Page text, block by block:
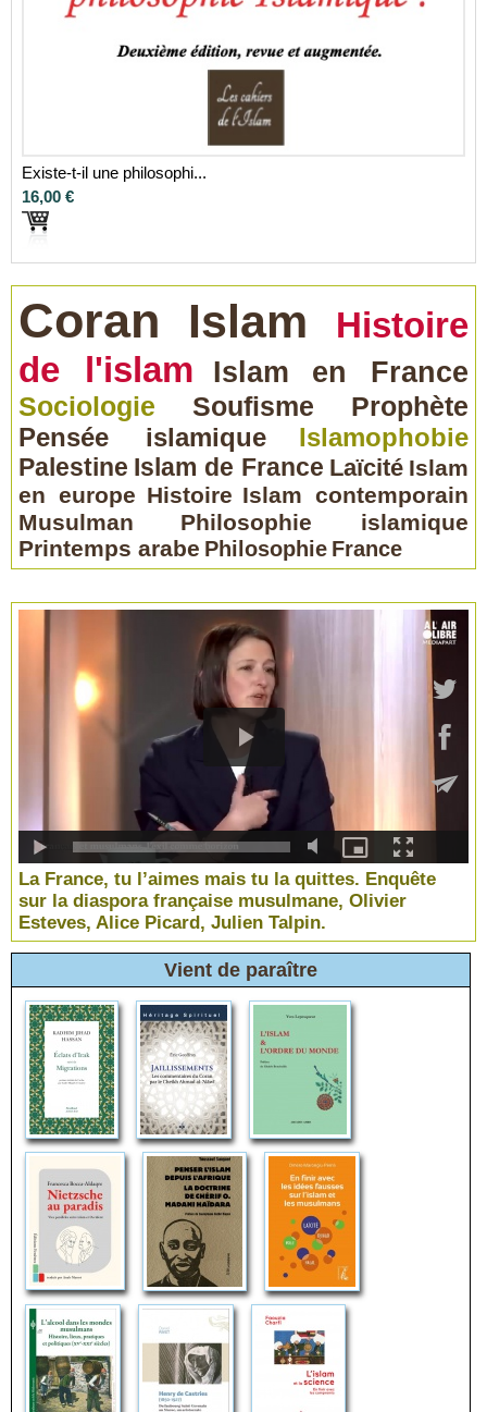
Existe-t-il une philosophi...
16,00 €
Coran Islam
Histoire
de l'islam
Islam en France
Sociologie Soufisme
Prophète
Pensée islamique
Islamophobie
Palestine Islam de France Laïcité Islam
en europe Histoire Islam contemporain
Musulman
Philosophie islamique
Printemps arabe Philosophie France
La France, tu l’aimes mais tu la quittes. Enquête
sur la diaspora française musulmane, Olivier
Esteves, Alice Picard, Julien Talpin.
Vient de paraître